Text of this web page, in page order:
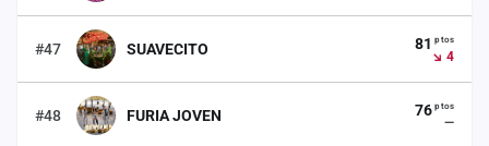
#47 SUAVECITO ↘ 4
81 ptos
#48 FURIA JOVEN —
76 ptos